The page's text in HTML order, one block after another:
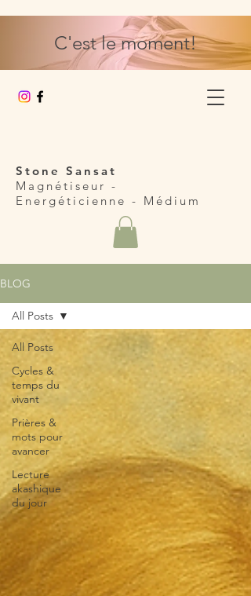
Stone Sansat
Magnétiseur -
Energéticienne - Médium
C'est le moment!
BLOG
All Posts
Cycles &
temps du
vivant
Prières &
mots pour
avancer
Lecture
akashique
du jour
All Posts